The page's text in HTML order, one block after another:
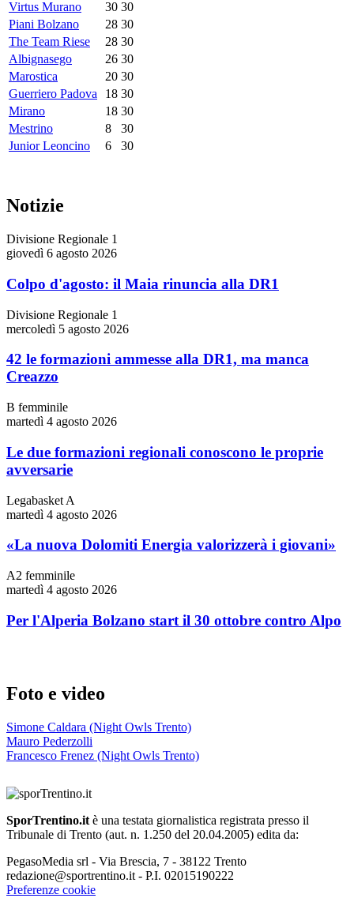
Virtus Murano 30 30
Piani Bolzano
28 30
The Team Riese
28 30
Albignasego
26 30
Marostica
20 30
Guerriero Padova
18 30
Mirano
18 30
Mestrino
8
30
Junior Leoncino
6 30
Notizie
Divisione Regionale 1
giovedì 6 agosto 2026
Colpo d'agosto: il Maia rinuncia alla DR1
Divisione Regionale 1
mercoledì 5 agosto 2026
42 le formazioni ammesse alla DR1, ma manca
Creazzo
B femminile
martedì 4 agosto 2026
Le due formazioni regionali conoscono le proprie
avversarie
Legabasket A
martedì 4 agosto 2026
«La nuova Dolomiti Energia valorizzerà i giovani»
A2 femminile
martedì 4 agosto 2026
Per l'Alperia Bolzano start il 30 ottobre contro Alpo
Foto e video
Simone Caldara (Night Owls Trento)
Mauro Pederzolli
Francesco Frenez (Night Owls Trento)
SporTrentino.it è una testata giornalistica registrata presso il
Tribunale di Trento (aut. n. 1.250 del 20.04.2005) edita da:
PegasoMedia srl - Via Brescia, 7 - 38122 Trento
redazione@sportrentino.it - P.I. 02015190222
Preferenze cookie